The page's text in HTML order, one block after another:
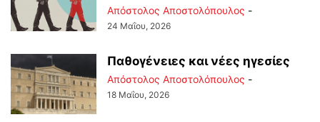
Απόστολος Αποστολόπουλος -
24 Μαΐου, 2026
Παθογένειες και νέες ηγεσίες
Απόστολος Αποστολόπουλος -
18 Μαΐου, 2026